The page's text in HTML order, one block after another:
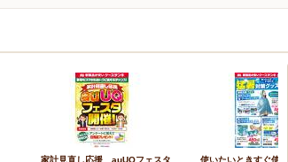
家計見直し応援 auUQフェスタ
使いたいときすぐ使え